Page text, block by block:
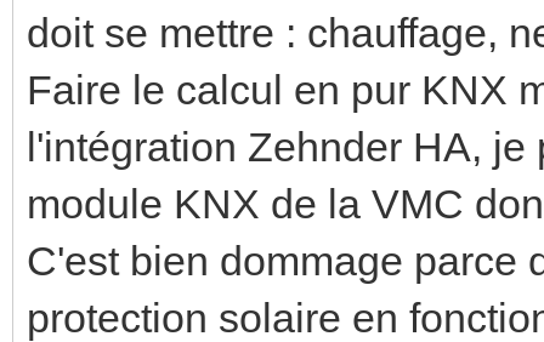
doit se mettre : chauffage,
Faire le calcul en pur KNX
l'intégration Zehnder HA,
module KNX de la VMC
C'est bien dommage parce
protection solaire en